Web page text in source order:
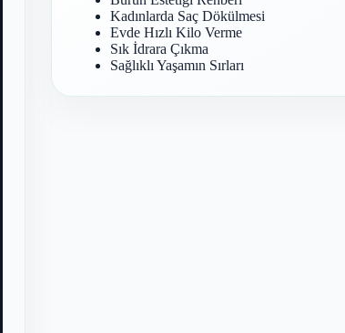
Kadınlarda Saç Dökülmesi
Evde Hızlı Kilo Verme
Sık İdrara Çıkma
Sağlıklı Yaşamın Sırları